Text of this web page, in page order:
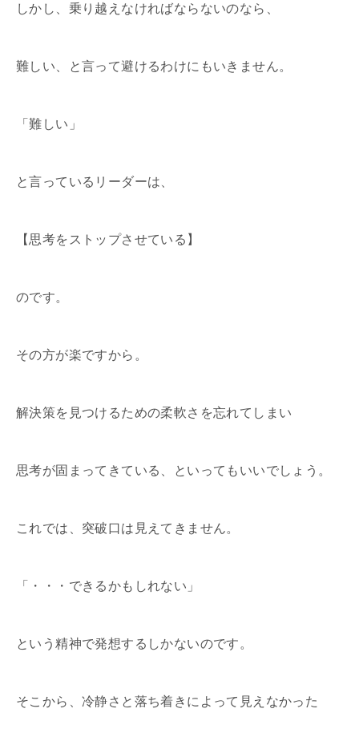
しかし、乗り越えなければならないのなら、
難しい、と言って避けるわけにもいきません。
「難しい」
と言っているリーダーは、
【思考をストップさせている】
のです。
その方が楽ですから。
解決策を見つけるための柔軟さを忘れてしまい
思考が固まってきている、といってもいいでしょう。
これでは、突破口は見えてきません。
「・・・できるかもしれない」
という精神で発想するしかないのです。
そこから、冷静さと落ち着きによって見えなかった